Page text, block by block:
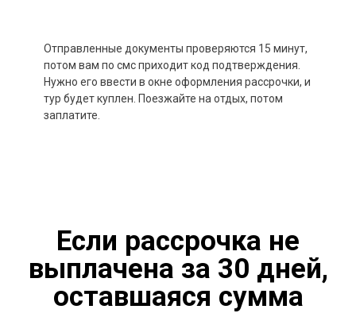
Отправленные документы проверяются 15 минут,
потом вам по смс приходит код подтверждения.
Нужно его ввести в окне оформления рассрочки, и
тур будет куплен. Поезжайте на отдых, потом
заплатите.
Если рассрочка не
выплачена за 30 дней,
оставшаяся сумма